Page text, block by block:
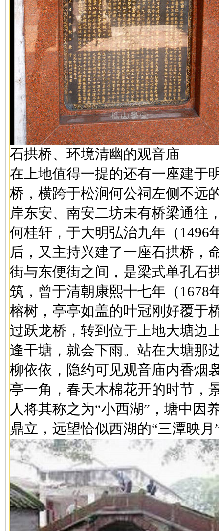
石拱桥、环境清幽的观音庙
在上地值得一提的还有一座建于
桥，横跨于松涧何公祠左侧不远
岸东安、南安二坊未有桥梁通往
何桂轩，于大明弘治九年（1496
后，又主持兴建了一座石拱桥，
街与东便街之间，是梁式单孔石
筑，曾于清朝康熙十七年（1678
榕树，亭亭如盖的叶冠刚好覆于
过跃龙桥，转到位于上地大塘边
逢干塘，就会下雨。站在大塘那
柳依依，隐约可见观音庙内香烟
亭一角，春天木棉花开的时节，
人将其称之为“小西湖”，塘中因
鼎立，远望恰似西湖的“三潭映月